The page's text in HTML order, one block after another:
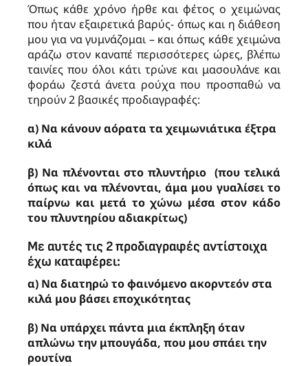
Όπως κάθε χρόνο ήρθε και φέτος ο χειμώνας
που ήταν εξαιρετικά βαρύς- όπως και η διάθεση
μου για να γυμνάζομαι – και όπως κάθε χειμώνα
αράζω στον καναπέ περισσότερες ώρες, βλέπω
ταινίες που όλοι κάτι τρώνε και μασουλάνε και
φοράω ζεστά άνετα ρούχα που προσπαθώ να
τηρούν 2 βασικές προδιαγραφές:
α) Nα κάνουν αόρατα τα χειμωνιάτικα έξτρα
κιλά
β) Nα πλένονται στο πλυντήριο (που τελικά
όπως και να πλένονται, άμα μου γυαλίσει το
παίρνω και μετά το χώνω μέσα στον κάδο
του πλυντηρίου αδιακρίτως)
Με αυτές τις 2 προδιαγραφές αντίστοιχα
έχω καταφέρει:
α) Να διατηρώ το φαινόμενο ακορντεόν στα
κιλά μου βάσει εποχικότητας
β) Nα υπάρχει πάντα μια έκπληξη όταν
απλώνω την μπουγάδα, που μου σπάει την
ρουτίνα